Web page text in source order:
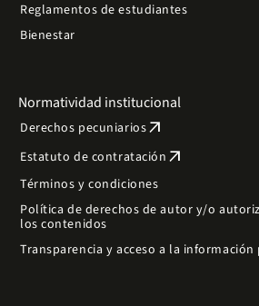
Reglamentos de estudiantes
Bienestar
Normatividad institucional
Derechos pecuniariosarrow_outward
Estatuto de contratación arrow_outward
Términos y condiciones
Política de derechos de autor y/o
los contenidos
Transparencia y acceso a la información